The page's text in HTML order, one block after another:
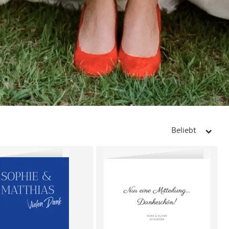
Beliebt arrow_right